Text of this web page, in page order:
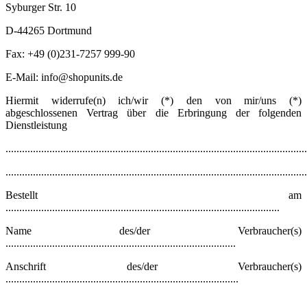
Syburger Str. 10
D-44265 Dortmund
Fax: +49 (0)231-7257 999-90
E-Mail: info@shopunits.de
Hiermit widerrufe(n) ich/wir (*) den von mir/uns (*)
abgeschlossenen Vertrag über die Erbringung der folgenden
Dienstleistung
Bestellt am
....................................................................................................
Name des/der Verbraucher(s)
....................................................................................
Anschrift des/der Verbraucher(s)
.....................................................................................